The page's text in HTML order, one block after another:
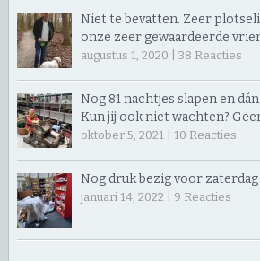
Niet te bevatten. Zeer
onze zeer gewaardeerde
augustus 1, 2020 | 38 Reacties
Nog 81 nachtjes slapen en
Kun jij ook niet wachten?
oktober 5, 2021 | 10 Reacties
Nog druk bezig voor zaterdag
januari 14, 2022 | 9 Reacties